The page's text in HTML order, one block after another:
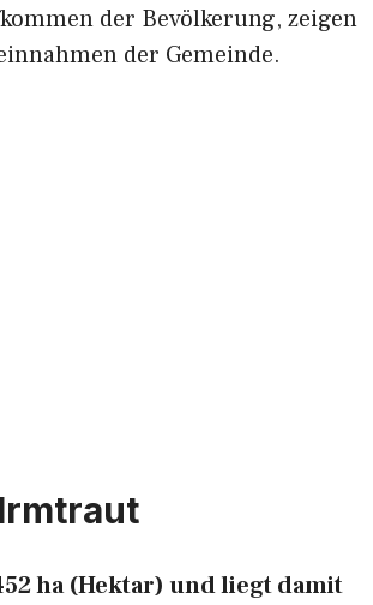
der Bevölkerung, zeigen
der Gemeinde.
ha (Hektar) und liegt damit